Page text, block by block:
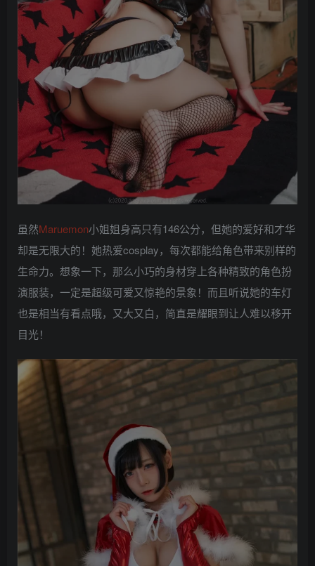
虽然Maruemon小姐姐身高只有146公分，但她的爱好和才华
却是无限大的！她热爱cosplay，每次都能给角色带来别样的
生命力。想象一下，那么小巧的身材穿上各种精致的角色扮
演服装，一定是超级可爱又惊艳的景象！而且听说她的车灯
也是相当有看点哦，又大又白，简直是耀眼到让人难以移开
目光！